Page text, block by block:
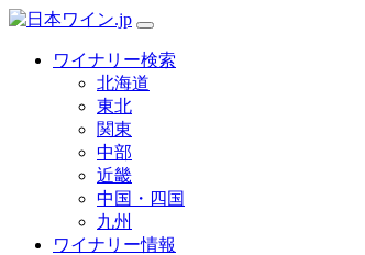
ワイナリー検索
北海道
東北
関東
中部
近畿
中国・四国
九州
ワイナリー情報